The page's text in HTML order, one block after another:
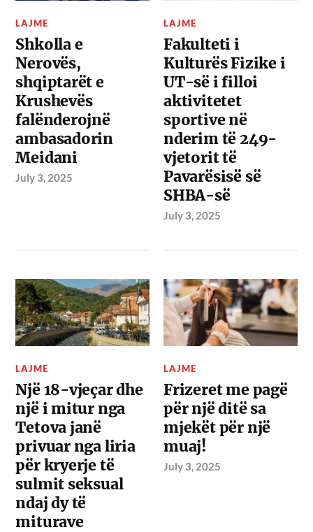
LAJME
Shkolla e
Nerovës,
shqiptarët e
Krushevës
falënderojnë
ambasadorin
Meidani
July 3, 2025
LAJME
Fakulteti i
Kulturës Fizike i
UT-së i filloi
aktivitetet
sportive në
nderim të 249-
vjetorit të
Pavarësisë së
SHBA-së
July 3, 2025
LAJME
Një 18-vjeçar dhe
një i mitur nga
Tetova janë
privuar nga liria
për kryerje të
sulmit seksual
ndaj dy të
miturave
LAJME
Frizeret me pagë
për një ditë sa
mjekët për një
muaj!
July 3, 2025